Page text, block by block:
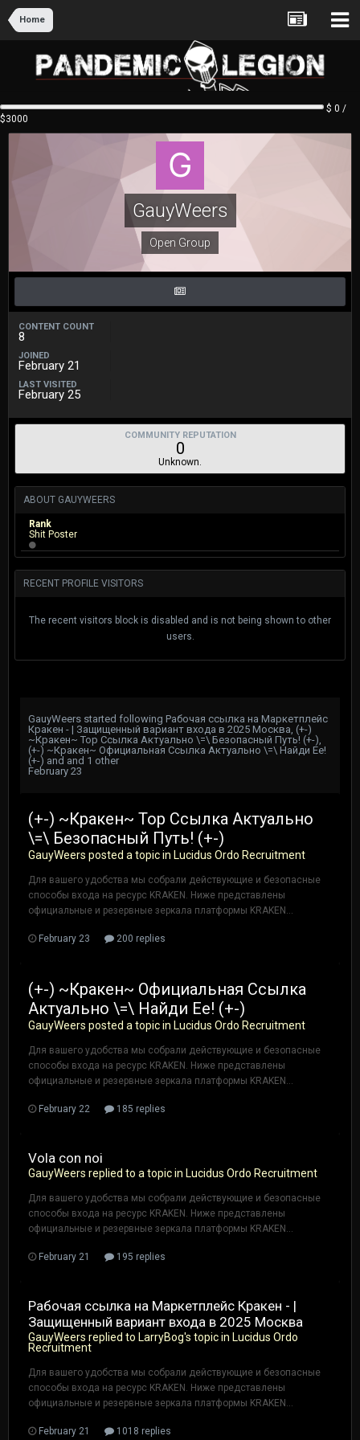
Home
$ 0 /
$3000
GauyWeers
Open Group
CONTENT COUNT
8
JOINED
February 21
LAST VISITED
February 25
COMMUNITY REPUTATION
0
Unknown.
ABOUT GAUYWEERS
Rank
Shit Poster
RECENT PROFILE VISITORS
The recent visitors block is disabled and is not being shown to other
users.
GauyWeers started following Рабочая ссылка на Маркетплейс
Кракен - | Защищенный вариант входа в 2025 Москва (+-)
~Кракен~ Тор Ссылка Актуально \=\ Безопасный Путь! (+-)
(+-) ~Кракен~ Официальная Ссылка Актуально \=\ Найди Ее!
(+-) and and 1 other
February 23
(+-) ~Кракен~ Тор Ссылка Актуально
\=\ Безопасный Путь! (+-)
GauyWeers posted a topic in Lucidus Ordo Recruitment
Для вашего удобства мы собрали действующие и безопасные
способы входа на ресурс KRAKEN. Ниже представлены
официальные и резервные зеркала платформы KRAKEN...
February 23 200 replies
(+-) ~Кракен~ Официальная Ссылка
Актуально \=\ Найди Ее! (+-)
GauyWeers posted a topic in Lucidus Ordo Recruitment
Для вашего удобства мы собрали действующие и безопасные
способы входа на ресурс KRAKEN. Ниже представлены
официальные и резервные зеркала платформы KRAKEN...
February 22 185 replies
Vola con noi
GauyWeers replied to a topic in Lucidus Ordo Recruitment
Для вашего удобства мы собрали действующие и безопасные
способы входа на ресурс KRAKEN. Ниже представлены
официальные и резервные зеркала платформы KRAKEN...
February 21 195 replies
Рабочая ссылка на Маркетплейс Кракен - |
Защищенный вариант входа в 2025 Москва
GauyWeers replied to LarryBog's topic in Lucidus Ordo
Recruitment
Для вашего удобства мы собрали действующие и безопасные
способы входа на ресурс KRAKEN. Ниже представлены
официальные и резервные зеркала платформы KRAKEN...
February 21 1018 replies